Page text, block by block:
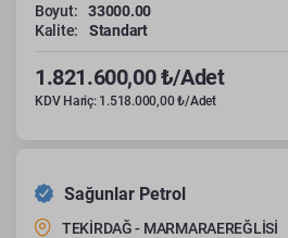
Boyut:
33000.00
Kalite:
Standart
1.821.600,00 ₺/Adet
KDV Hariç: 1.518.000,00 ₺/Adet
Sağunlar Petrol
TEKİRDAĞ - MARMARAEREĞLİSİ